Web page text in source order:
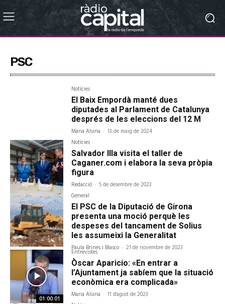
PSC
Notícies
El Baix Empordà manté dues
diputades al Parlament de Catalunya
després de les eleccions del 12 M
Maria Alsina - 13 de maig de 2024
Notícies
Salvador Illa visita el taller de
Caganer.com i elabora la seva pròpia
figura
Redacció - 5 de desembre de 2023
General
El PSC de la Diputació de Girona
presenta una moció perquè les
despeses del tancament de Solius
les assumeixi la Generalitat
Paula Brines i Blasco - 21 de novembre de 2023
01:00:01
Entrevistes
Òscar Aparicio: «En entrar a
l’Ajuntament ja sabíem que la situació
econòmica era complicada»
Maria Alsina - 11 d'agost de 2023